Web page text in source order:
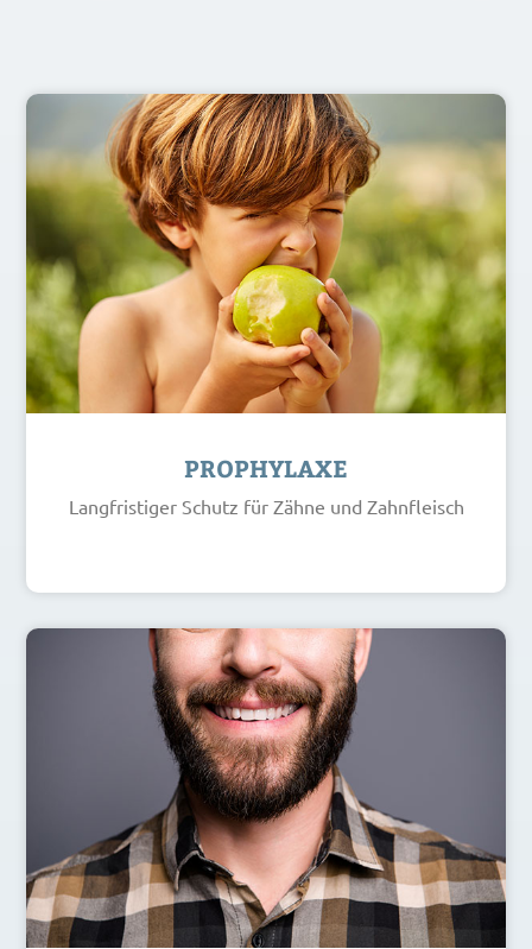
PROPHYLAXE
Langfristiger Schutz für Zähne und Zahnfleisch